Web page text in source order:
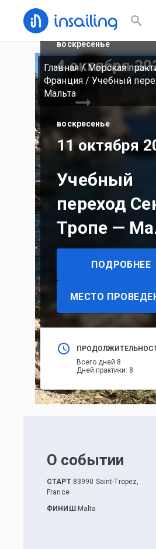
Главная/Морская
Франция/Учебный
Мальта
воскресенье
4 октября
воскресенье
11 октября
Учебный
переход
Тропе —
ПОДРОБНЕЕ
МЕСТО
Всего дней:8
Дней практики: 8
О событии
СТАРТ:83990 Saint-Tropez,
France
ФИНИШ : Malta